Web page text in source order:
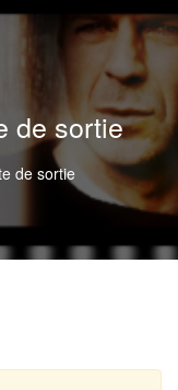
de sortie
de sortie